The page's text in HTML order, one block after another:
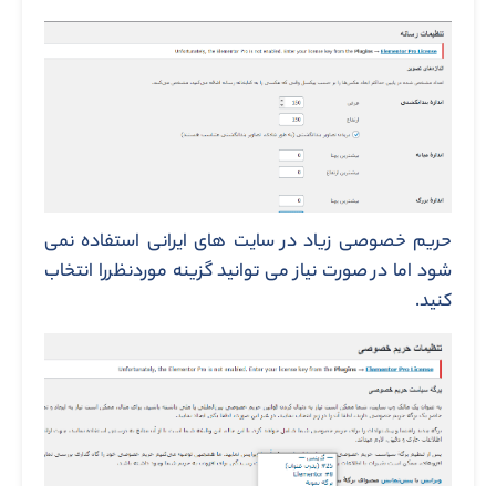
حریم خصوصی زیاد در سایت های ایرانی استفاده نمی
شود اما در صورت نیاز می توانید گزینه موردنظررا انتخاب
کنید.